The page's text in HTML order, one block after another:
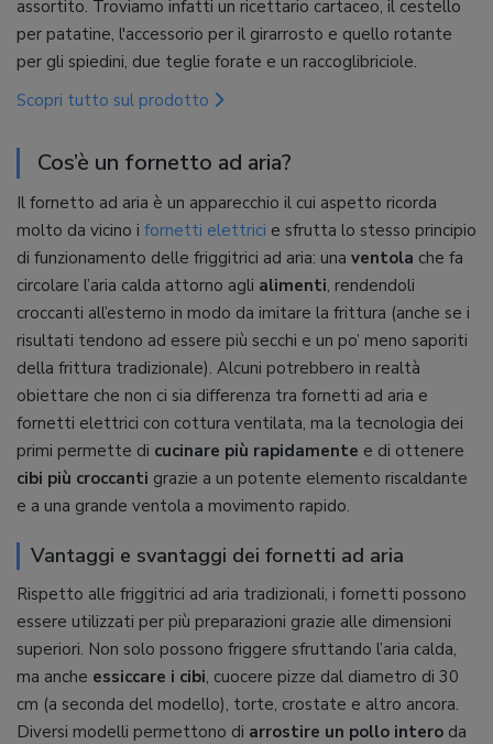
assortito. Troviamo infatti un ricettario cartaceo, il cestello
per patatine, l'accessorio per il girarrosto e quello rotante
per gli spiedini, due teglie forate e un raccoglibriciole.
Scopri tutto sul prodotto
Cos’è un fornetto ad aria?
Il fornetto ad aria è un apparecchio il cui aspetto ricorda
molto da vicino i fornetti elettrici e sfrutta lo stesso principio
di funzionamento delle friggitrici ad aria: una ventola che fa
circolare l’aria calda attorno agli alimenti, rendendoli
croccanti all’esterno in modo da imitare la frittura (anche se i
risultati tendono ad essere più secchi e un po’ meno saporiti
della frittura tradizionale). Alcuni potrebbero in realtà
obiettare che non ci sia differenza tra fornetti ad aria e
fornetti elettrici con cottura ventilata, ma la tecnologia dei
primi permette di cucinare più rapidamente e di ottenere
cibi più croccanti grazie a un potente elemento riscaldante
e a una grande ventola a movimento rapido.
Vantaggi e svantaggi dei fornetti ad aria
Rispetto alle friggitrici ad aria tradizionali, i fornetti possono
essere utilizzati per più preparazioni grazie alle dimensioni
superiori. Non solo possono friggere sfruttando l’aria calda,
ma anche essiccare i cibi, cuocere pizze dal diametro di 30
cm (a seconda del modello), torte, crostate e altro ancora.
Diversi modelli permettono di arrostire un pollo intero da